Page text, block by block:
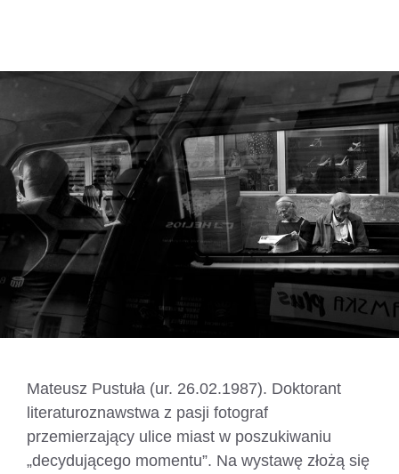
Mateusz Pustuła (ur. 26.02.1987). Doktorant
literaturoznawstwa z pasji fotograf
przemierzający ulice miast w poszukiwaniu
„decydującego momentu”. Na wystawę złożą się